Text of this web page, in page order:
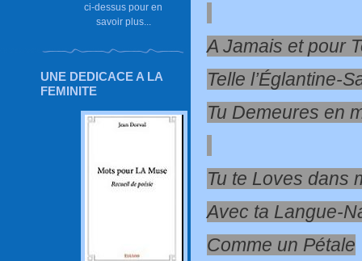
ci-dessus pour en
savoir plus...
UNE DEDICACE A LA
FEMINITE
A Jamais et pour
Telle l’Églantine-
Tu Demeures en
Tu te Loves dans
Avec ta Langue-
Comme un Pétale